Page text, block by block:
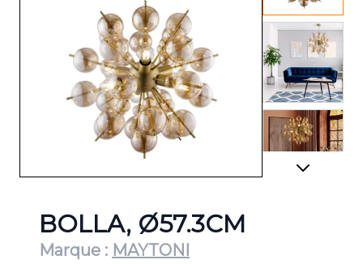
View
View
BOLLA, Ø57.3CM
Marque : MAYTONI